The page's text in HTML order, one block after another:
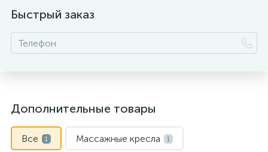
Быстрый заказ
Дополнительные товары
Все 1 Массажные кресла 1